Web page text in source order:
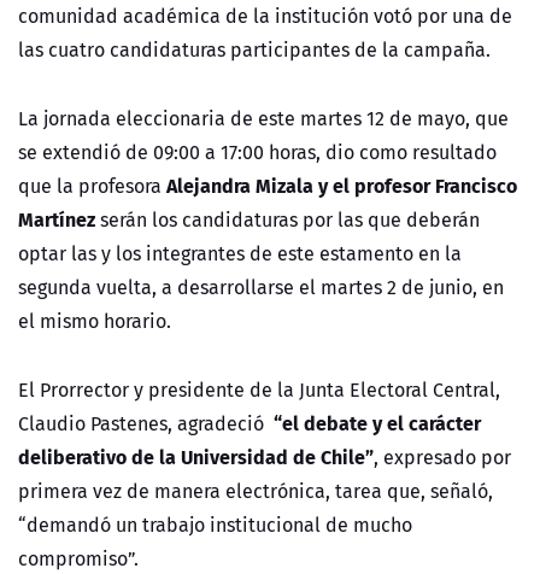
comunidad académica de la institución votó por una de
las cuatro candidaturas participantes de la campaña.
La jornada eleccionaria de este martes 12 de mayo, que
se extendió de 09:00 a 17:00 horas, dio como resultado
que la profesora Alejandra Mizala y el profesor Francisco
Martínezserán los candidaturas por las que deberán
optar las y los integrantes de este estamento en la
segunda vuelta, a desarrollarse el martes 2 de junio, en
el mismo horario.
El Prorrector y presidente de la Junta Electoral Central,
Claudio Pastenes, agradeció “el debate y el carácter
deliberativo de la Universidad de Chile”, expresado por
primera vez de manera electrónica, tarea que, señaló,
“demandó un trabajo institucional de mucho
compromiso”.